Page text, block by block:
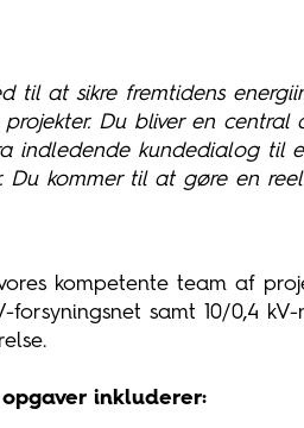
til at sikre fremtidens
Du bliver en central
indledende kundedialog til
Du kommer til at gøre en
kompetente team af
forsyningsnet samt 10/0,4
inkluderer: